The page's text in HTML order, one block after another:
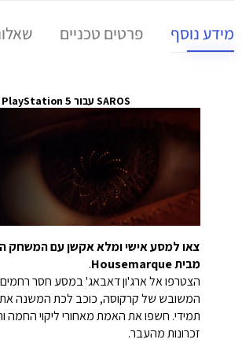
מידע נוסף פרטים טכניים
SAROS עבור PlayStation 5
מבית Housemarque
.
הצטרפו אל ארג'ון דאבאג' במסע חסר
המשובש של קרקוסה, כוכב לכת המשנה את
תמידי. חשפו את האמת מאחורי ליקוי החמה
זכרונות מהעבר.